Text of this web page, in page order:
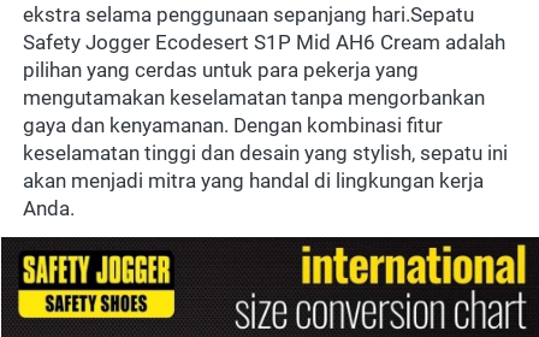
ekstra selama penggunaan sepanjang hari.Sepatu
Safety Jogger Ecodesert S1P Mid AH6 Cream adalah
pilihan yang cerdas untuk para pekerja yang
mengutamakan keselamatan tanpa mengorbankan
gaya dan kenyamanan. Dengan kombinasi fitur
keselamatan tinggi dan desain yang stylish, sepatu ini
akan menjadi mitra yang handal di lingkungan kerja
Anda.